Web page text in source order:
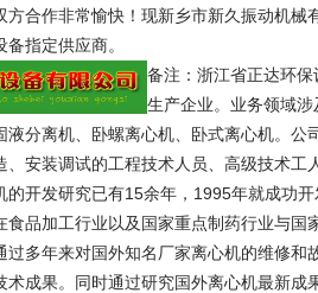
方合作非常愉快！现新乡市新久振动机械
指定供应商。
备注：浙江省正达环
生产企业。业务领域
液分离机、卧螺离心机、卧式离心机。公
、安装调试的工程技术人员、高级技术工
的开发研究已有15余年，1995年就成功
食品加工行业以及国家重点制药行业与国
过多年来对国外知名厂家离心机的维修和
术成果。同时通过研究国外离心机最新成